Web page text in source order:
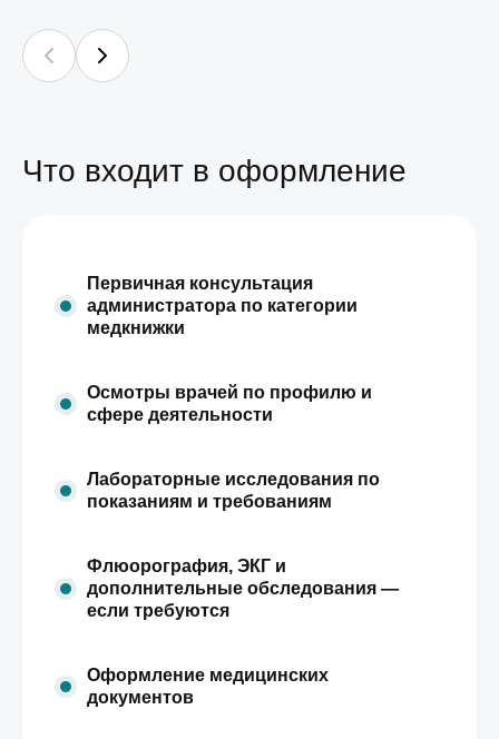
Что входит в оформление
Первичная консультация
администратора по категории
медкнижки
Осмотры врачей по профилю и
сфере деятельности
Лабораторные исследования по
показаниям и требованиям
Флюорография, ЭКГ и
дополнительные обследования —
если требуются
Оформление медицинских
документов